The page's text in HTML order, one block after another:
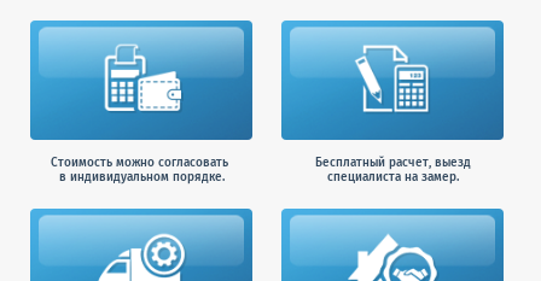
Стоимость можно согласовать
в индивидуальном порядке.
Бесплатный расчет, выезд
специалиста на замер.